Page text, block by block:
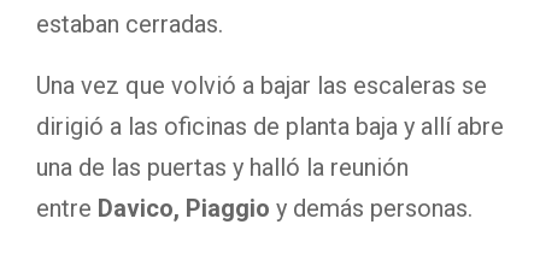
estaban cerradas.
Una vez que volvió a bajar las escaleras se
dirigió a las oficinas de planta baja y allí abre
una de las puertas y halló la reunión
entre Davico, Piaggio y demás personas.